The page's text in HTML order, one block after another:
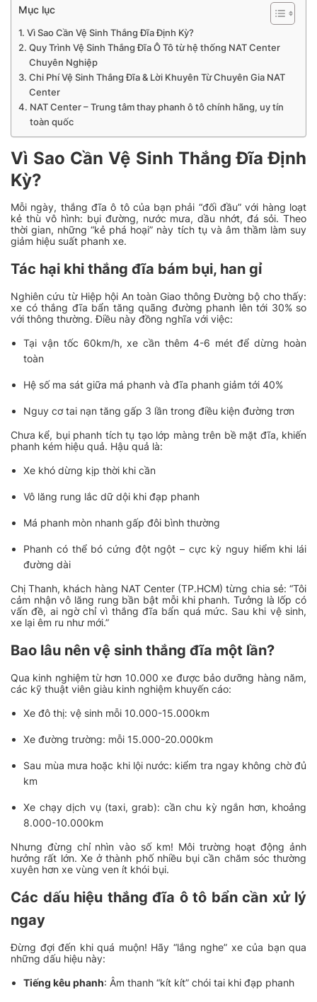
Mục lục
Vì Sao Cần Vệ Sinh Thắng Đĩa Định Kỳ?
Quy Trình Vệ Sinh Thắng Đĩa Ô Tô từ hệ thống NAT Center
Chuyên Nghiệp
Chi Phí Vệ Sinh Thắng Đĩa & Lời Khuyên Từ Chuyên Gia NAT
Center
NAT Center – Trung tâm thay phanh ô tô chính hãng, uy tín
toàn quốc
Vì Sao Cần Vệ Sinh Thắng Đĩa Định
Kỳ?
Mỗi ngày, thắng đĩa ô tô của bạn phải “đối đầu” với hàng loạt
kẻ thù vô hình: bụi đường, nước mưa, dầu nhớt, đá sỏi. Theo
thời gian, những “kẻ phá hoại” này tích tụ và âm thầm làm suy
giảm hiệu suất phanh xe.
Tác hại khi thắng đĩa bám bụi, han gỉ
Nghiên cứu từ Hiệp hội An toàn Giao thông Đường bộ cho thấy:
xe có thắng đĩa bẩn tăng quãng đường phanh lên tới 30% so
với thông thường. Điều này đồng nghĩa với việc:
Tại vận tốc 60km/h, xe cần thêm 4-6 mét để dừng hoàn
toàn
Hệ số ma sát giữa má phanh và đĩa phanh giảm tới 40%
Nguy cơ tai nạn tăng gấp 3 lần trong điều kiện đường trơn
Chưa kể, bụi phanh tích tụ tạo lớp màng trên bề mặt đĩa, khiến
phanh kém hiệu quả. Hậu quả là:
Xe khó dừng kịp thời khi cần
Vô lăng rung lắc dữ dội khi đạp phanh
Má phanh mòn nhanh gấp đôi bình thường
Phanh có thể bó cứng đột ngột – cực kỳ nguy hiểm khi lái
đường dài
Chị Thanh, khách hàng NAT Center (TP.HCM) từng chia sẻ: “Tôi
cảm nhận vô lăng rung bần bật mỗi khi phanh. Tưởng là lốp có
vấn đề, ai ngờ chỉ vì thắng đĩa bẩn quá mức. Sau khi vệ sinh,
xe lại êm ru như mới.”
Bao lâu nên vệ sinh thắng đĩa một lần?
Qua kinh nghiệm từ hơn 10.000 xe được bảo dưỡng hàng năm,
các kỹ thuật viên giàu kinh nghiệm khuyến cáo:
Xe đô thị: vệ sinh mỗi 10.000-15.000km
Xe đường trường: mỗi 15.000-20.000km
Sau mùa mưa hoặc khi lội nước: kiểm tra ngay không chờ đủ
km
Xe chạy dịch vụ (taxi, grab): cần chu kỳ ngắn hơn, khoảng
8.000-10.000km
Nhưng đừng chỉ nhìn vào số km! Môi trường hoạt động ảnh
hưởng rất lớn. Xe ở thành phố nhiều bụi cần chăm sóc thường
xuyên hơn xe vùng ven ít khói bụi.
Các dấu hiệu thắng đĩa ô tô bẩn cần xử lý
ngay
Đừng đợi đến khi quá muộn! Hãy “lắng nghe” xe của bạn qua
những dấu hiệu này:
Tiếng kêu phanh: Âm thanh “kít kít” chói tai khi đạp phanh